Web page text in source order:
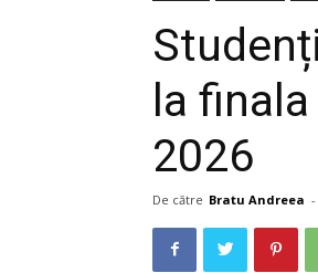
la
2026
De către Bratu Andreea -